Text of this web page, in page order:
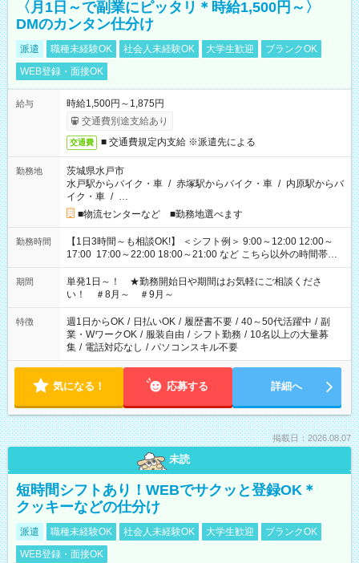
〈月1日～で副業にピッタリ＊時給1,500円～〉
DMのカンタン仕分け
派遣 職種未経験OK 社会人未経験OK 大学生歓迎
ブランクOK
WEB登録・面接OK
給与
時給1,500円～1,875円
交通費別途支給あり
交通費 ■ 交通費規定内支給 ※派遣先による
勤務地
茨城県水戸市
水戸駅からバイク・車 / 赤塚駅からバイク・車 / 内原駅からバ
イク・車 / …
■物流センターなど ■勤務地選べます
勤務時間
【1日3時間～も相談OK!】 ＜シフト例＞ 9:00～12:00 12:00～
17:00 17:00～22:00 18:00～21:00 など こちら以外の時間帯も
お気軽にご相談ください！
期間
単発1日～！ ★勤務開始日や期間はお気軽にご相談くださ
い！ ＃8月～ ＃9月～
特徴 週1日からOK / 日払いOK / 履歴書不要 / 40～50代活躍中 / 副
業・WワークOK / 服装自由 / シフト勤務 / 10名以上の大量募
集 / 電話対応なし / パソコンスキル不要
気になる！ 応募する 詳細へ
掲載日：2026.08.07
未読
短時間シフトあり！WEBでサクッと登録OK＊
クッキーなどの仕分け
派遣 職種未経験OK 社会人未経験OK 大学生歓迎
ブランクOK
WEB登録・面接OK